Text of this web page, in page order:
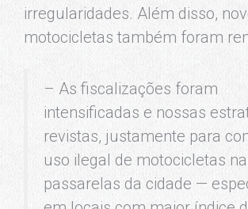
irregularidades. Além disso,
motocicletas também foram
– As fiscalizações foram
intensificadas e nossas
revistas, justamente para
uso ilegal de motocicletas
passarelas da cidade —